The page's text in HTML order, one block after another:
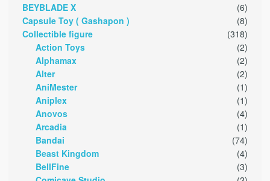
BEYBLADE X
(6)
Capsule Toy ( Gashapon )
(8)
Collectible figure
(318)
Action Toys
(2)
Alphamax
(2)
Alter
(2)
AniMester
(1)
Aniplex
(1)
Anovos
(4)
Arcadia
(1)
Bandai
(74)
Beast Kingdom
(4)
BellFine
(3)